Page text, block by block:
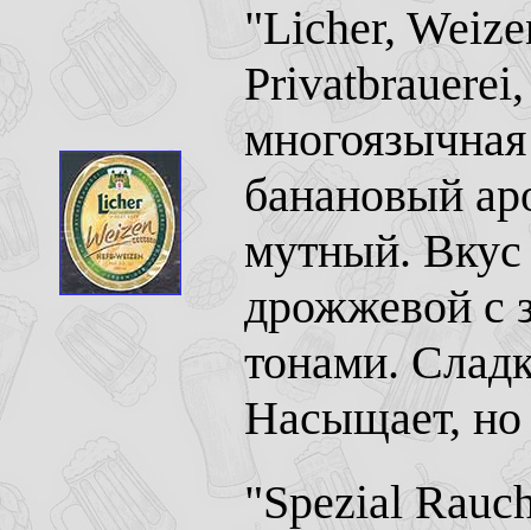
"Licher,
банановый
мутный.
дрожжевой с
тонами.
Насыщает, но
"Spezial